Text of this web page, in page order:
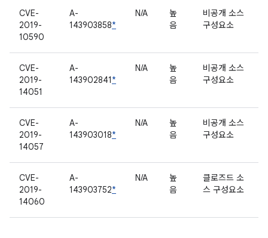
CVE-
2019-
10590
A-
143903858*
N/A
높
음
비공개 소스
구성요소
CVE-
2019-
14051
A-
143902841*
N/A
높
음
비공개 소스
구성요소
CVE-
2019-
14057
A-
143903018*
N/A
높
음
비공개 소스
구성요소
CVE-
2019-
14060
A-
143903752*
N/A
높
음
클로즈드 소
스 구성요소